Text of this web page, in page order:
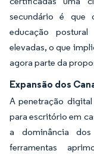
secundário é que
educação
elevadas, o que
agora parte da
Expansão dos
A penetração
para escritório em
a dominância
ferramentas